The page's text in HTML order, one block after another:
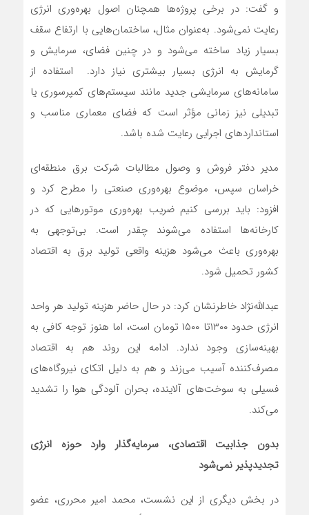
و گفت: در برخی پروژه‌ها همچنان اصول بهره‌وری انرژی
رعایت نمی‌شود. به‌عنوان مثال، ساختمان‌هایی با ارتفاع سقف
بسیار زیاد ساخته می‌شود و در چنین فضای، سرمایش و
گرمایش به انرژی بسیار بیشتری نیاز دارد. استفاده از
سامانه‌های سرمایشی جدید مانند سیستم‌های کمپرسوری یا
تبدیلی نیز زمانی مؤثر است که فضای معماری مناسب و
استانداردهای اجرایی رعایت شده باشد.
مدیر دفتر فروش و وصول مطالبات شرکت برق منطقه‌ای
خراسان سپس، موضوع بهره‌وری صنعتی را مطرح کرد و
افزود: باید بررسی کنیم ضریب بهره‌وری موتورهایی که در
کارخانه‌ها استفاده می‌شوند چقدر است. بی‌توجهی به
بهره‌وری باعث می‌شود هزینه واقعی تولید برق به اقتصاد
کشور تحمیل شود.
عبدالله‌نژاد خاطرنشان کرد: در حال حاضر هزینه تولید هر واحد
انرژی حدود ۱۳۰۰تا ۱۵۰۰ تومان است، اما هنوز توجه کافی به
بهینه‌سازی وجود ندارد. ادامه این روند هم به اقتصاد
مصرف‌کننده آسیب می‌زند و هم به دلیل اتکای نیروگاه‌های
فسیلی به سوخت‌های آلاینده، بحران آلودگی هوا را تشدید
می‌کند.
بدون جذابیت اقتصادی، سرمایه‌گذار وارد حوزه انرژی
تجدیدپذیر نمی‌شود
در بخش دیگری از این نشست، محمد امیر محرری، عضو